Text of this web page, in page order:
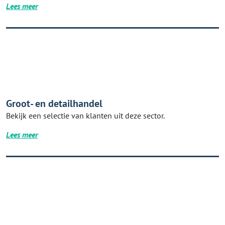
Lees meer
Groot- en detailhandel
Bekijk een selectie van klanten uit deze sector.
Lees meer